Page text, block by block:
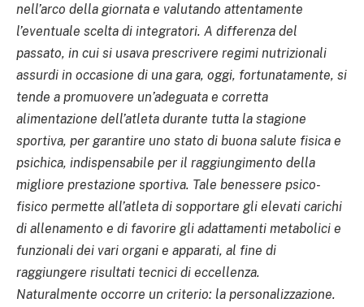
nell’arco della giornata e valutando attentamente
l’eventuale scelta di integratori. A differenza del
passato, in cui si usava prescrivere regimi nutrizionali
assurdi in occasione di una gara, oggi, fortunatamente, si
tende a promuovere un’adeguata e corretta
alimentazione dell’atleta durante tutta la stagione
sportiva, per garantire uno stato di buona salute fisica e
psichica, indispensabile per il raggiungimento della
migliore prestazione sportiva. Tale benessere psico-
fisico permette all’atleta di sopportare gli elevati carichi
di allenamento e di favorire gli adattamenti metabolici e
funzionali dei vari organi e apparati, al fine di
raggiungere risultati tecnici di eccellenza.
Naturalmente occorre un criterio: la personalizzazione.